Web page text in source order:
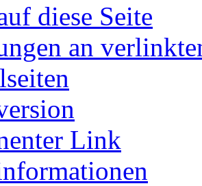
diese Seite
an
Link